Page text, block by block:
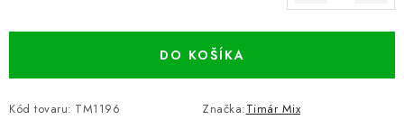
DO KOŠÍKA
Kód tovaru: TM1196 Značka:Timár Mix